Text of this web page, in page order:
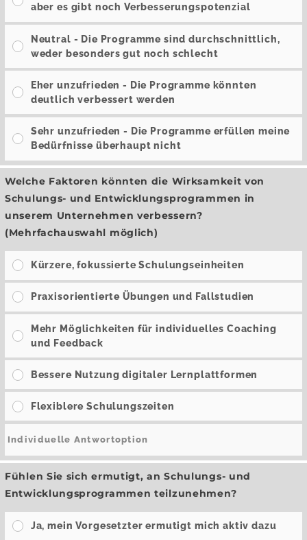
aber es gibt noch Verbesserungspotenzial
Neutral - Die Programme sind durchschnittlich,
weder besonders gut noch schlecht
Eher unzufrieden - Die Programme könnten
deutlich verbessert werden
Sehr unzufrieden - Die Programme erfüllen meine
Bedürfnisse überhaupt nicht
Welche Faktoren könnten die Wirksamkeit von
Schulungs- und Entwicklungsprogrammen in
unserem Unternehmen verbessern?
(Mehrfachauswahl möglich)
Kürzere, fokussierte Schulungseinheiten
Praxisorientierte Übungen und Fallstudien
Mehr Möglichkeiten für individuelles Coaching
und Feedback
Bessere Nutzung digitaler Lernplattformen
Flexiblere Schulungszeiten
Fühlen Sie sich ermutigt, an Schulungs- und
Entwicklungsprogrammen teilzunehmen?
Ja, mein Vorgesetzter ermutigt mich aktiv dazu